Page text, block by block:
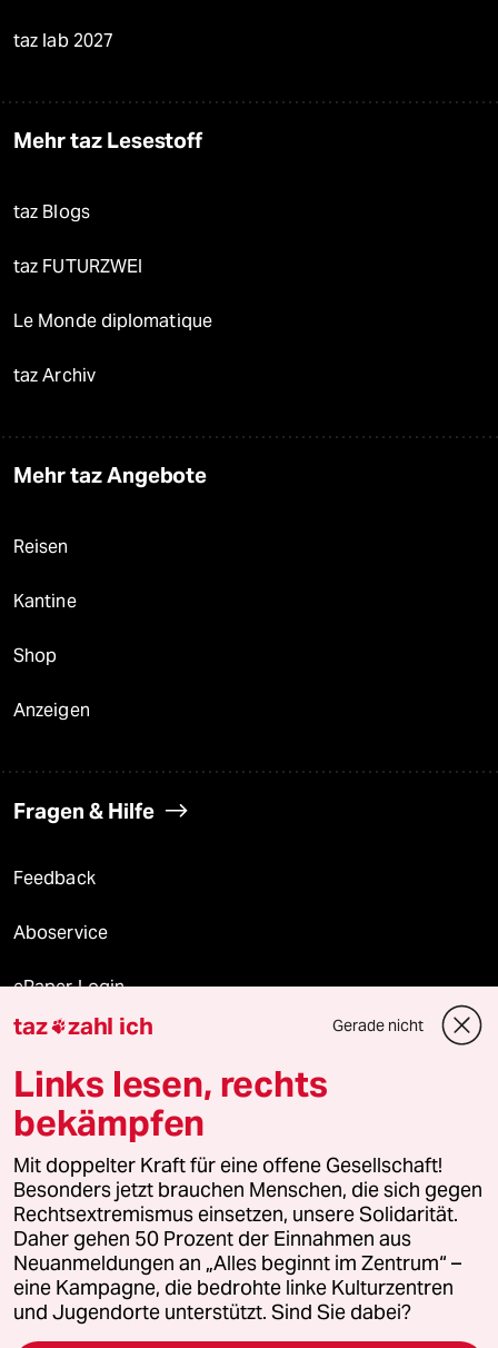
taz lab 2027
Mehr taz Lesestoff
taz Blogs
taz FUTURZWEI
Le Monde diplomatique
taz Archiv
Mehr taz Angebote
Reisen
Kantine
Shop
Anzeigen
Fragen & Hilfe
Feedback
Aboservice
ePaper Login
Downloads für Abonnierende
© 2026 taz Verlags und Vertriebs GmbH
Alle Rechte vorbehalten. Bei rechtlichen Fragen oder für Genehmigungen
wenden Sie sich bitte an
lizenzen@taz.de
Feedback Redaktionsstatut Kommune-Richtlinien
Leitlinie Informant Datenschutz Impressum AGB
taz zahl ich Gerade nicht
Links lesen, rechts
bekämpfen
Mit doppelter Kraft für eine offene Gesellschaft!
Besonders jetzt brauchen Menschen, die sich gegen
Rechtsextremismus einsetzen, unsere Solidarität.
Daher gehen 50 Prozent der Einnahmen aus
Neuanmeldungen an „Alles beginnt im Zentrum“ –
eine Kampagne, die bedrohte linke Kulturzentren
und Jugendorte unterstützt. Sind Sie dabei?